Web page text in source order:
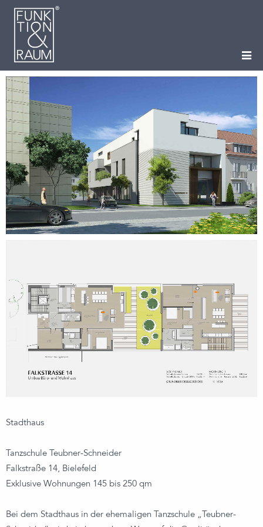
Stadthaus
Tanzschule Teubner-Schneider
Falkstraße 14, Bielefeld
Exklusive Wohnungen 145 bis 250 qm
Bei dem Stadthaus in der ehemaligen Tanzschule „Teubner-